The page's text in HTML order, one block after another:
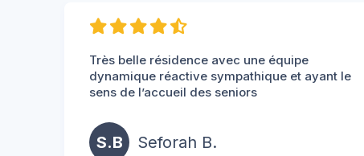
Très belle résidence avec une équipe
dynamique réactive sympathique et ayant le
sens de l’accueil des seniors
S.B Seforah B.